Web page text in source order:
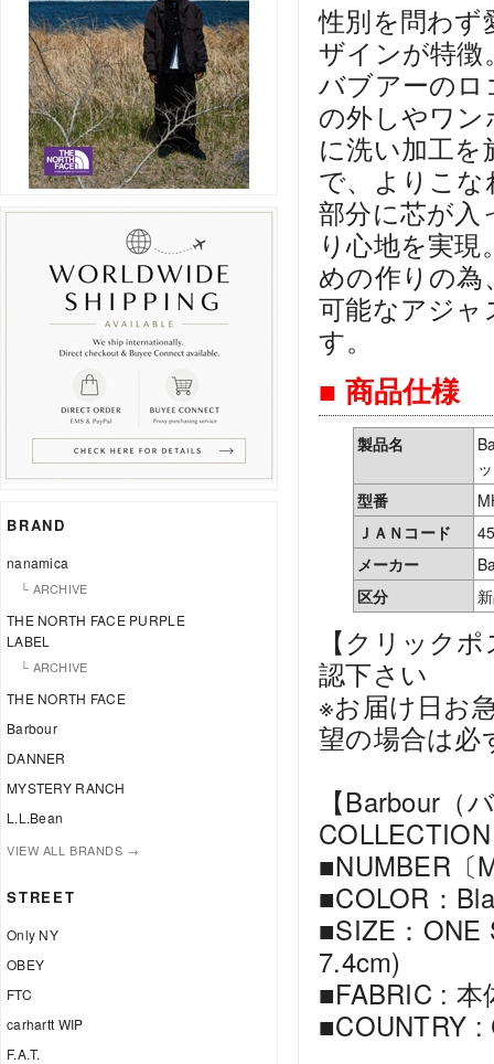
BRAND
nanamica
└ ARCHIVE
THE NORTH FACE PURPLE
LABEL
└ ARCHIVE
THE NORTH FACE
Barbour
DANNER
MYSTERY RANCH
L.L.Bean
VIEW ALL BRANDS →
STREET
Only NY
OBEY
FTC
carhartt WIP
F.A.T.
性別を問わ
ザインが特
バブアーの
の外しやワ
に洗い加工
で、よりこ
部分に芯が入
り心地を実
めの作りの
可能なアジ
す。
■ 商品仕様
製品名
型番
ＪＡＮコード
メーカー
区分
【クリック
認下さい
※お届け日お
望の場合は必
【Barbour（
■NUMBER〔
■COLOR：
■SIZE：ONE
7.4cm)
■FABRIC : 本
■COUNTRY :